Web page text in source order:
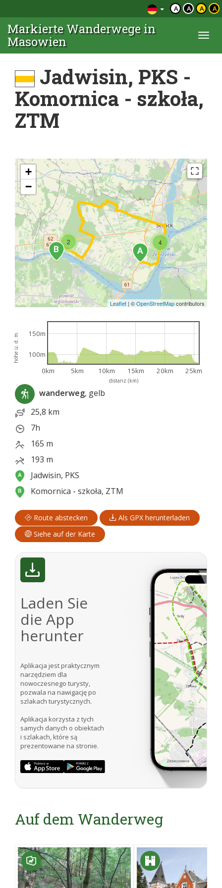
A A A A
Markierte Wanderwege in
Masowien
Jadwisin, PKS -
Komornica - szkoła,
ZTM
2 4
+
−
Leaflet | ©OpenStreetMapcontributors
distanz (km)
höhe ü. d. m.
0km 5km 10km 15km 20km 25km
100m
150m
wanderweg, gelb
25,8 km
7h
165 m
193 m
Jadwisin, PKS
Komornica - szkoła, ZTM
Route abstecken
Als GPX herunterladen
Siehe auf der Karte
Laden Sie
die App
herunter
Aplikacja jest praktycznym
narzędziem dla
nowoczesnego turysty,
pozwala na nawigację po
szlakach turystycznych.
Aplikacja korzysta z tych
samych danych o obiektach
i szlakach, które są
prezentowane na stronie.
Auf dem Wanderweg